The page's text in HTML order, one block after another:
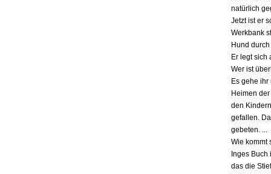
natürlich
Jetzt ist er
Werkbank
Hund
Er legt sich
Wer ist
Es gehe
Heimen
den
gefallen.
gebeten. ...
Wie kommt
Inges
das die